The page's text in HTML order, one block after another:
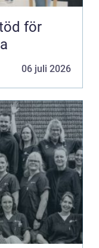
för
06 juli 2026